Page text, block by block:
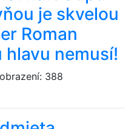
je skvelou
Roman
nemusí!
388